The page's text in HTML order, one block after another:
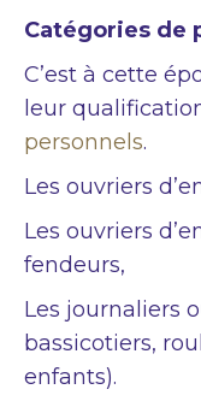
Catégories de
C’est à cette
leur
personnels.
Les ouvriers
Les ouvriers
fendeurs,
Les journaliers
bassicotiers,
enfants).